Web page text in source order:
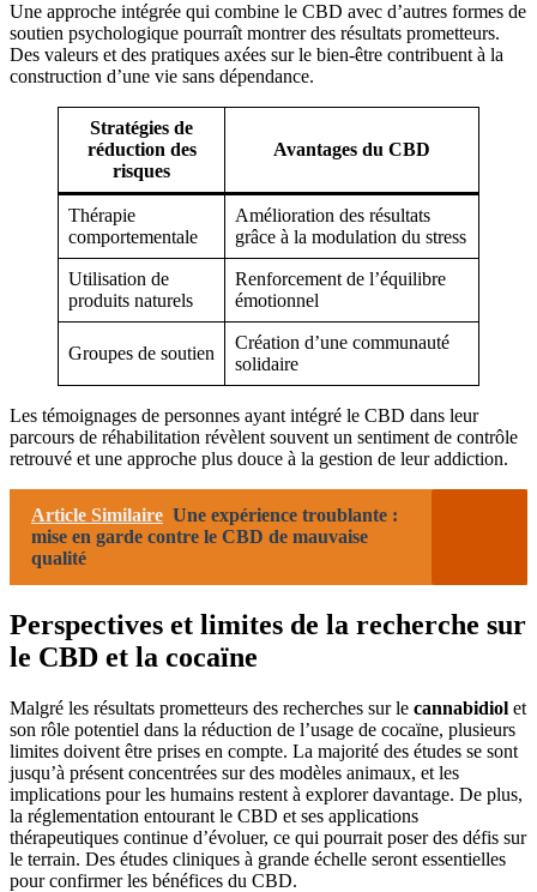
Une approche intégrée qui combine le CBD avec d’autres formes de
soutien psychologique pourraît montrer des résultats prometteurs.
Des valeurs et des pratiques axées sur le bien-être contribuent à la
construction d’une vie sans dépendance.
Stratégies de
réduction des
risques
Avantages du CBD
Thérapie
comportementale
Amélioration des résultats
grâce à la modulation du stress
Utilisation de
produits naturels
Renforcement de l’équilibre
émotionnel
Groupes de soutien
Création d’une communauté
solidaire
Les témoignages de personnes ayant intégré le CBD dans leur
parcours de réhabilitation révèlent souvent un sentiment de contrôle
retrouvé et une approche plus douce à la gestion de leur addiction.
Article Similaire Une expérience troublante :
mise en garde contre le CBD de mauvaise
qualité
Perspectives et limites de la recherche sur
le CBD et la cocaïne
Malgré les résultats prometteurs des recherches sur le cannabidiol et
son rôle potentiel dans la réduction de l’usage de cocaïne, plusieurs
limites doivent être prises en compte. La majorité des études se sont
jusqu’à présent concentrées sur des modèles animaux, et les
implications pour les humains restent à explorer davantage. De plus,
la réglementation entourant le CBD et ses applications
thérapeutiques continue d’évoluer, ce qui pourrait poser des défis sur
le terrain. Des études cliniques à grande échelle seront essentielles
pour confirmer les bénéfices du CBD.